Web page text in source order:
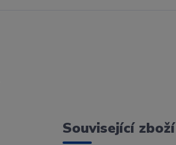
Související zboží